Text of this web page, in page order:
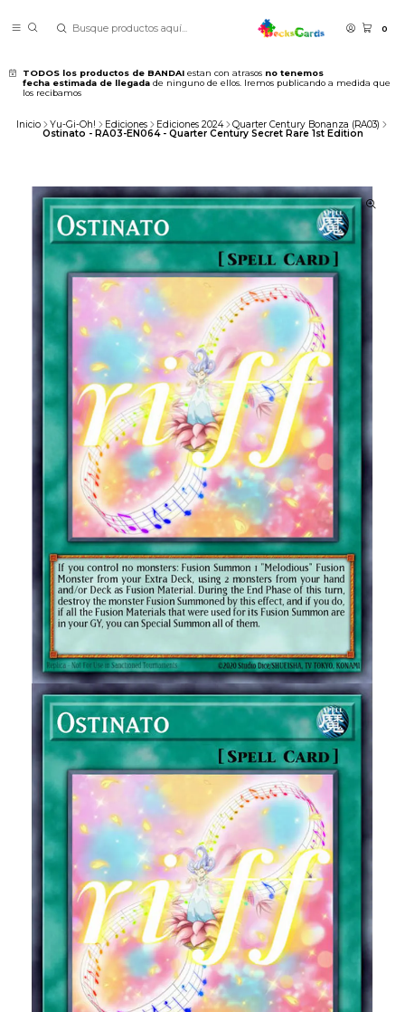
0
TODOS los productos de BANDAI estan con atrasos no tenemos
fecha estimada de llegada de ninguno de ellos. Iremos publicando a medida que
los recibamos
Inicio Yu-Gi-Oh! Ediciones Ediciones 2024
Quarter Century Bonanza (RA03)
Ostinato - RA03-EN064 - Quarter Century Secret Rare 1st Edition